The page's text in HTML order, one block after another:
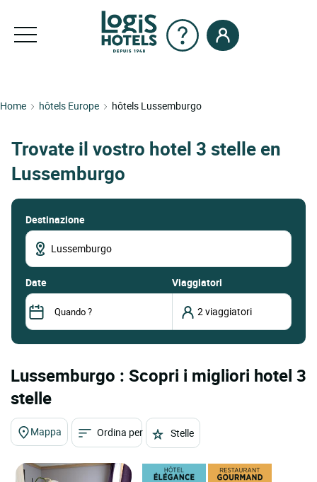
Home hôtels Europe hôtels Lussemburgo
Trovate il vostro hotel 3 stelle en
Lussemburgo
Destinazione
date Viaggiatori
Lussemburgo : Scopri i migliori hotel 3
stelle
Mappa Ordina per Stelle